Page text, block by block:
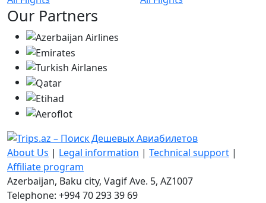
Our Partners
About Us | Legal information | Technical support |
Affiliate program
Azerbaijan, Baku city, Vagif Ave. 5, AZ1007
Telephone: +994 70 293 39 69